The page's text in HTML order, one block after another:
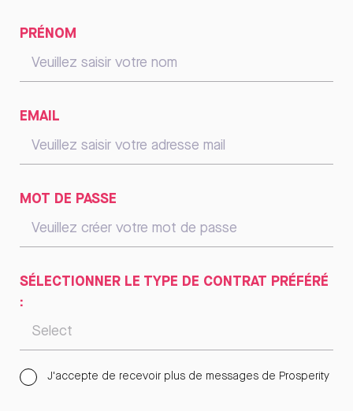
PRÉNOM
EMAIL
MOT DE PASSE
SÉLECTIONNER LE TYPE DE CONTRAT PRÉFÉRÉ
:
J'accepte de recevoir plus de messages de Prosperity